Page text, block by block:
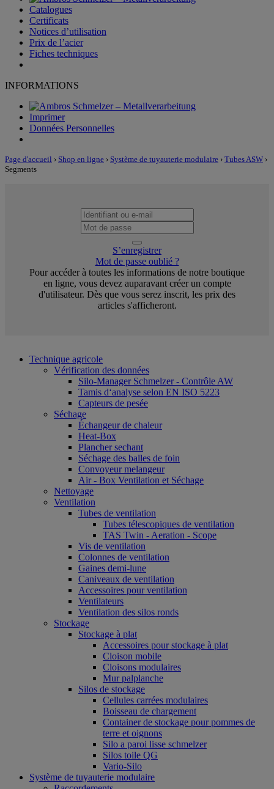
Catalogues
Certificats
Notices d’utilisation
Prix de l’acier
Fiches techniques
INFORMATIONS
Imprimer
Données Personnelles
Page d'accueil › Shop en ligne › Système de tuyauterie modulaire › Tubes ASW ›
Segments
S’enregistrer
Mot de passe oublié ?
Pour accéder à toutes les informations de notre boutique
en ligne, vous devez auparavant créer un compte
d'utilisateur. Dès que vous serez inscrit, les prix des
articles s'afficheront.
Technique agricole
Vérification des données
Silo-Manager Schmelzer - Contrôle AW
Tamis d‘analyse selon EN ISO 5223
Capteurs de pesée
Séchage
Échangeur de chaleur
Heat-Box
Plancher sechant
Séchage des balles de foin
Convoyeur melangeur
Air - Box Ventilation et Séchage
Nettoyage
Ventilation
Tubes de ventilation
Tubes télescopiques de ventilation
TAS Twin - Aeration - Scope
Vis de ventilation
Colonnes de ventilation
Gaines demi-lune
Caniveaux de ventilation
Accessoires pour ventilation
Ventilateurs
Ventilation des silos ronds
Stockage
Stockage à plat
Accessoires pour stockage à plat
Cloison mobile
Cloisons modulaires
Mur palplanche
Silos de stockage
Cellules carrées modulaires
Boisseau de chargement
Container de stockage pour pommes de
terre et oignons
Silo a paroi lisse schmelzer
Silos toile QG
Vario-Silo
Système de tuyauterie modulaire